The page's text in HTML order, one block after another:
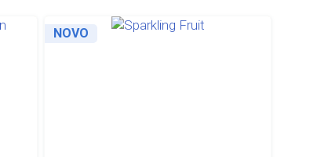
NOVO